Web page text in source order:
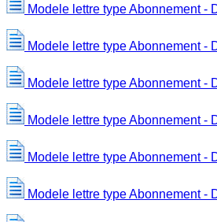
Modele lettre type Abonnement -
Modele lettre type Abonnement -
Modele lettre type Abonnement -
Modele lettre type Abonnement -
Modele lettre type Abonnement -
Modele lettre type Abonnement -